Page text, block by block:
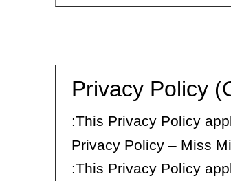
Privacy Policy
This Privacy Policy
:
Privacy Policy – Miss
This Privacy Policy